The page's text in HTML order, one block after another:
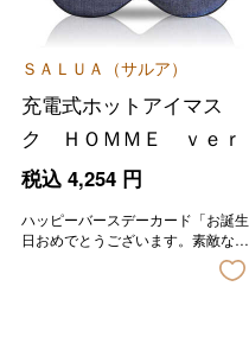
ＳＡＬＵＡ（サルア）
充電式ホットアイマス
ク ＨＯＭＭＥ ｖｅｒ
税込 4,254円
ハッピーバースデーカード「お誕生
日おめでとうございます。素敵な一
年になりますように。」の印字が入